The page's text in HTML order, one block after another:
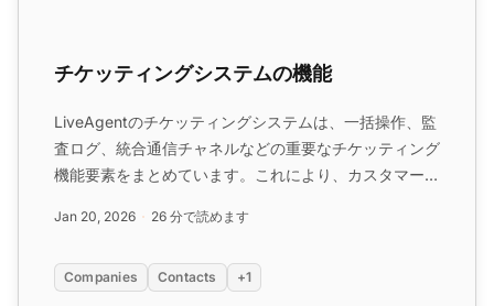
チケッティングシステムの機能
LiveAgentのチケッティングシステムは、一括操作、監
査ログ、統合通信チャネルなどの重要なチケッティング
機能要素をまとめています。これにより、カスタマーサ
ば、包括的なチケット管理システム機能を通じて、問い
Jan 20, 2026 26 分で読めます
Companies Contacts +1